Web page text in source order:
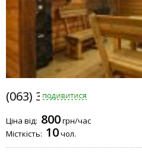
(063) 371-8088
Ціна від: 800грн/час
Місткість: 10чол.